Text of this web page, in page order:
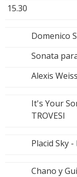
15.30
Domenico
Sonata
Alexis
It's Your
TROVESI
Placid Sky
Chano y